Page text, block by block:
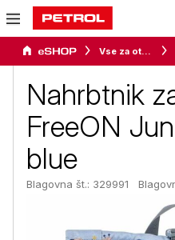
Vse za otroke
Nahrbtnik
FreeON
blue
Blagovna št.: 329991